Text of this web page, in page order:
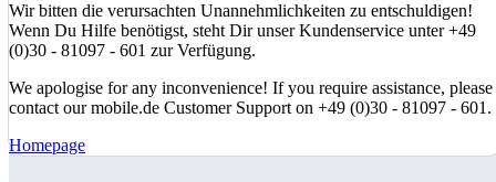
Wir bitten die verursachten Unannehmlichkeiten zu entschuldigen!
Wenn Du Hilfe benötigst, steht Dir unser Kundenservice unter +49
(0)30 - 81097 - 601 zur Verfügung.
We apologise for any inconvenience! If you require assistance, please
contact our mobile.de Customer Support on +49 (0)30 - 81097 - 601.
Homepage